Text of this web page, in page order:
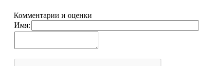
Комментарии и оценки
Имя: